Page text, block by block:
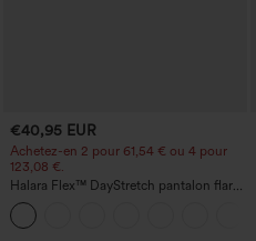
€40,95 EUR
Achetez-en 2 pour 61,54 € ou 4 pour
123,08 €.
Halara Flex™ DayStretch pantalon flare
de travail, taille mi-haute, poche latérale
zippée